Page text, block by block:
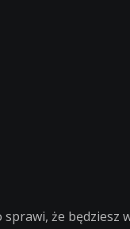
że będziesz